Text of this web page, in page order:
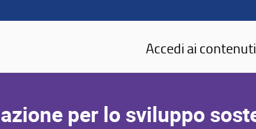
Accedi ai
per lo sviluppo